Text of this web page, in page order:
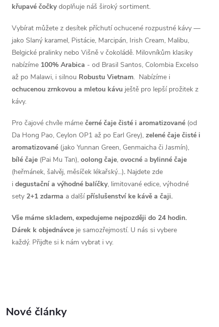
křupavé čočkydoplňuje náš široký sortiment.
Vybírat můžete z desítek příchutí ochucené rozpustné kávy —
jako Slaný karamel, Pistácie, Marcipán, Irish Cream, Malibu,
Belgické pralinky nebo Višně v čokoládě. Milovníkům klasiky
nabízíme 100% Arabica - od Brasil Santos, Colombia Excelso
až po Malawi, i silnou Robustu Vietnam. Nabízíme i
ochucenou zrnkovou a mletou kávu ještě pro lepší prožitek z
kávy.
Pro čajové chvíle máme černé čaje čisté i aromatizované (od
Da Hong Pao, Ceylon OP1 až po Earl Grey), zelené čaje čisté i
aromatizované (jako Yunnan Green, Genmaicha či Jasmín),
bílé čaje (Pai Mu Tan), oolong čaje, ovocné a bylinné čaje
(heřmánek, šalvěj, měsíček lékařský...). Najdete zde
i degustační a výhodné balíčky, limitované edice, výhodné
sety 2+1 zdarma a dalšípříslušenství ke kávě a čaji.
Vše máme skladem, expedujeme nejpozději do 24 hodin.
Dárek k objednávce je samozřejmostí. U nás si vybere
každý. Přijďte si k nám vybrat i vy.
Nové články